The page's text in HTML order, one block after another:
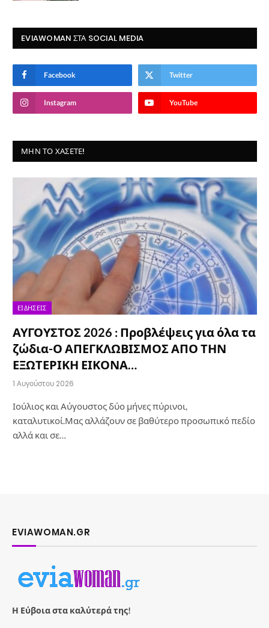
EVIAWOMAN ΣΤΑ SOCIAL MEDIA
Facebook Twitter
Instagram YouTube
ΜΗΝ ΤΟ ΧΆΣΕΤΕ!
ΕΙΔΉΣΕΙΣ
ΑΥΓΟΥΣΤΟΣ 2026 : Προβλέψεις για όλα τα
ζώδια-Ο ΑΠΕΓΚΛΩΒΙΣΜΟΣ ΑΠΟ ΤΗΝ
ΕΞΩΤΕΡΙΚΗ ΕΙΚΟΝΑ…
1 Αυγούστου 2026
Ιούλιος και Αύγουστος δύο μήνες πύρινοι,
καταλυτικοί.Μας αλλάζουν σε βαθύτερο προσωπικό πεδίο
αλλά και σε…
EVIAWOMAN.GR
Η Εύβοια στα καλύτερά της!